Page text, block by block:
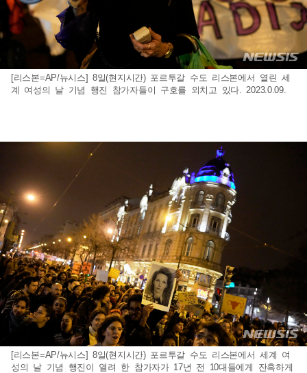
[리스본=AP/뉴시스] 8일(현지시간) 포르투갈 수도 리스본에서 열린 세
계 여성의 날 기념 행진 참가자들이 구호를 외치고 있다. 2023.0.09.
[리스본=AP/뉴시스] 8일(현지시간) 포르투갈 수도 리스본에서 세계 여
성의 날 기념 행진이 열려 한 참가자가 17년 전 10대들에게 잔혹하게